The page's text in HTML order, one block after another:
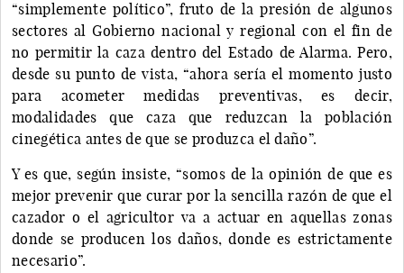
“simplemente político”, fruto de la presión de algunos
sectores al Gobierno nacional y regional con el fin de
no permitir la caza dentro del Estado de Alarma. Pero,
desde su punto de vista, “ahora sería el momento justo
para acometer medidas preventivas, es decir,
modalidades que caza que reduzcan la población
cinegética antes de que se produzca el daño”.
Y es que, según insiste, “somos de la opinión de que es
mejor prevenir que curar por la sencilla razón de que el
cazador o el agricultor va a actuar en aquellas zonas
donde se producen los daños, donde es estrictamente
necesario”.